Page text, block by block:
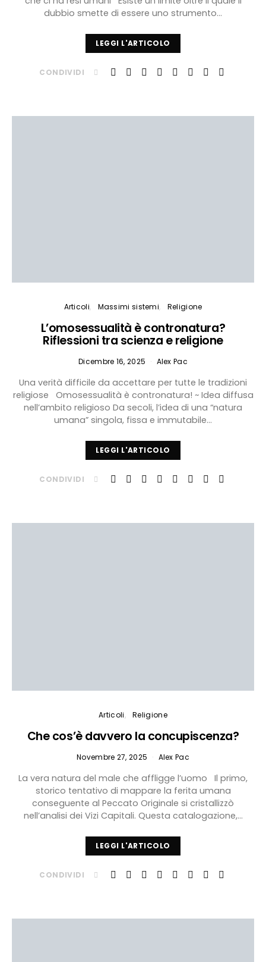
dubbio smette di essere uno strumento…
LEGGI L'ARTICOLO
CONDIVIDI
Articoli Massimi sistemi Religione
L’omosessualità è contronatura?
Riflessioni tra scienza e religione
Dicembre 16, 2025 Alex Pac
Una verità difficile da accettare per tutte le tradizioni
religiose Omosessualità è contronatura! ~ Idea diffusa
nell’ambito religioso Da secoli, l’idea di una “natura
umana” singola, fissa e immutabile…
LEGGI L'ARTICOLO
CONDIVIDI
Articoli Religione
Che cos’è davvero la concupiscenza?
Novembre 27, 2025 Alex Pac
La vera natura del male che affligge l’uomo Il primo,
storico tentativo di mappare la ferita umana
conseguente al Peccato Originale si cristallizzò
nell’analisi dei Vizi Capitali. Questa catalogazione,…
LEGGI L'ARTICOLO
CONDIVIDI